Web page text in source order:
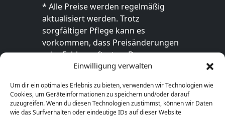
Einwilligung verwalten
Um dir ein optimales Erlebnis zu bieten, verwenden wir Technologien wie
Cookies, um Geräteinformationen zu speichern und/oder darauf
zuzugreifen. Wenn du diesen Technologien zustimmst, können wir Daten
wie das Surfverhalten oder eindeutige IDs auf dieser Website
* Alle Preise werden regelmäßig
aktualisiert werden. Trotz
sorgfältiger Pflege kann es
vorkommen, dass Preisänderungen
oder Fehler auftreten. Der
endgültige Preis sowie die
ausschließlich im jeweiligen Online-
Shop des Anbieters verbindlich. Bitte